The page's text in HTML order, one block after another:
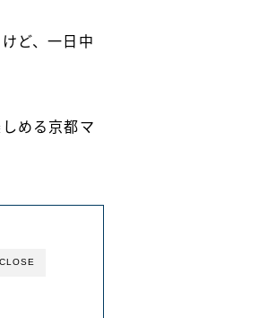
ど、一日中
める京都マ
CLOSE